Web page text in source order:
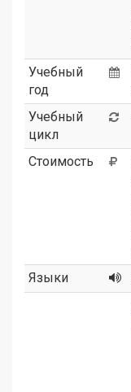
Учебный
год
Учебный
цикл
Стоимость
Языки